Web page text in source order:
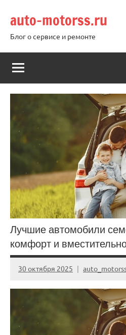
содержимому
auto-motorss.ru
Блог о сервисе и ремонте
Лучшие автомобили
комфорт и
30 октября 2025